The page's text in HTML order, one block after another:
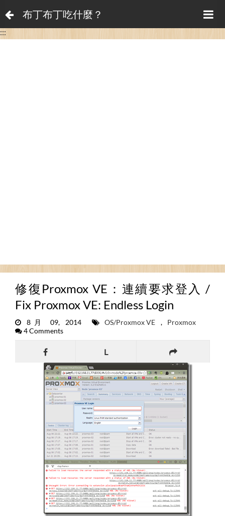
布丁布丁吃什麼？
:::
修復Proxmox VE：連續要求登入 /
Fix Proxmox VE: Endless Login
8月 09, 2014 OS/Proxmox VE , Proxmox
4 Comments
L